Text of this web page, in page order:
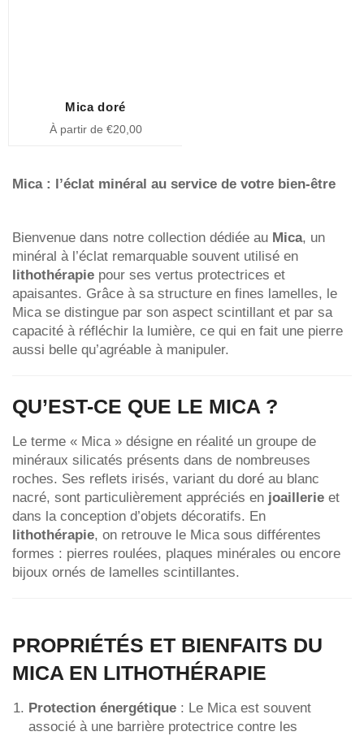
Mica doré
À partir de €20,00
Mica : l’éclat minéral au service de votre bien-être
Bienvenue dans notre collection dédiée au Mica, un
minéral à l’éclat remarquable souvent utilisé en
lithothérapie pour ses vertus protectrices et
apaisantes. Grâce à sa structure en fines lamelles, le
Mica se distingue par son aspect scintillant et par sa
capacité à réfléchir la lumière, ce qui en fait une pierre
aussi belle qu’agréable à manipuler.
QU’EST-CE QUE LE MICA ?
Le terme « Mica » désigne en réalité un groupe de
minéraux silicatés présents dans de nombreuses
roches. Ses reflets irisés, variant du doré au blanc
nacré, sont particulièrement appréciés en joaillerie et
dans la conception d’objets décoratifs. En
lithothérapie, on retrouve le Mica sous différentes
formes : pierres roulées, plaques minérales ou encore
bijoux ornés de lamelles scintillantes.
PROPRIÉTÉS ET BIENFAITS DU
MICA EN LITHOTHÉRAPIE
Protection énergétique : Le Mica est souvent
associé à une barrière protectrice contre les